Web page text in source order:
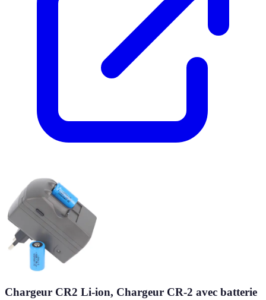
Chargeur CR2 Li-ion, Chargeur CR-2 avec batterie